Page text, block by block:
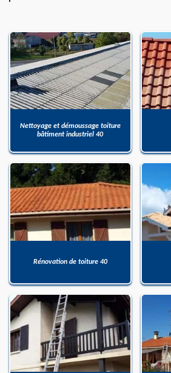
Nettoyage et démoussage toiture
bâtiment industriel 40
Rénovation de toiture 40